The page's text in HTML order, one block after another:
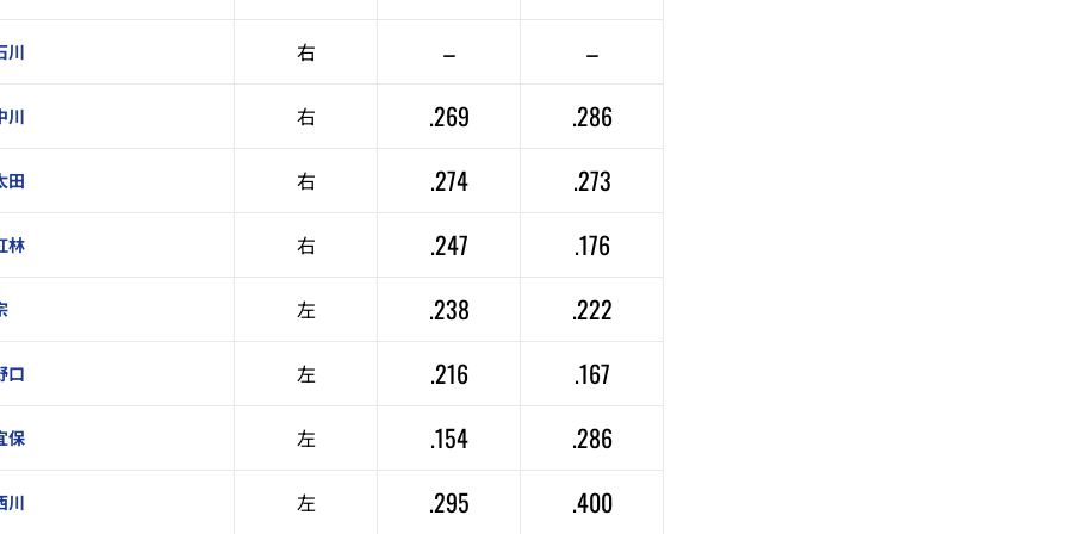
川 右 – –
川 右 .269 .286
田 右 .274 .273
林 右 .247 .176
左 .238 .222
口 左 .216 .167
保 左 .154 .286
川 左 .295 .400